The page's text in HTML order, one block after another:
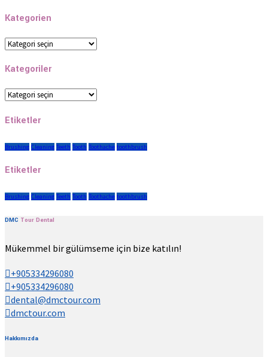
Kategorien
Kategorien
Kategoriler
Kategoriler
Etiketler
Brushing Cleaning Teeth Tooth Toothache toothbrush
Etiketler
Brushing Cleaning Teeth Tooth Toothache toothbrush
DMC Tour Dental
Mükemmel bir gülümseme için bize katılın!
+905334296080
+905334296080
dental@dmctour.com
dmctour.com
Hakkımızda